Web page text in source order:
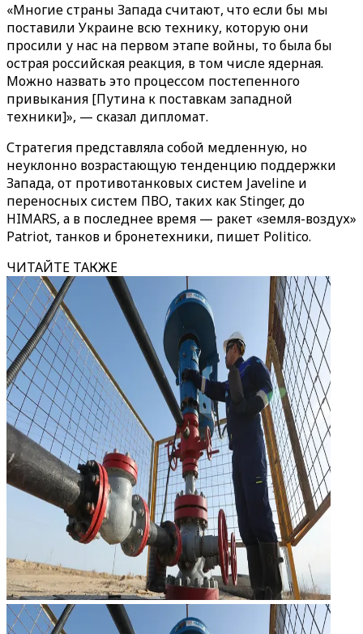
«Многие страны Запада считают, что если бы мы
поставили Украине всю технику, которую они
просили у нас на первом этапе войны, то была бы
острая российская реакция, в том числе ядерная.
Можно назвать это процессом постепенного
привыкания [Путина к поставкам западной
техники]», — сказал дипломат.
Стратегия представляла собой медленную, но
неуклонно возрастающую тенденцию поддержки
Запада, от противотанковых систем Javeline и
переносных систем ПВО, таких как Stinger, до
HIMARS, а в последнее время — ракет «земля-воздух»
Patriot, танков и бронетехники, пишет Politico.
ЧИТАЙТЕ ТАКЖЕ